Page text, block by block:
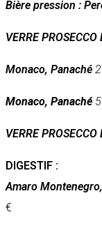
Bière pression :
VERRE
Monaco, Panaché
Monaco, Panaché
VERRE
DIGESTIF :
Amaro
€